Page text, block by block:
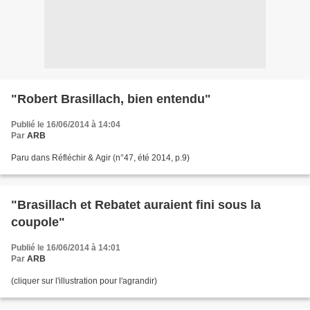
"Robert Brasillach, bien entendu"
Publié le 16/06/2014 à 14:04
Par ARB
Paru dans Réfléchir & Agir (n°47, été 2014, p.9)
"Brasillach et Rebatet auraient fini sous la
coupole"
Publié le 16/06/2014 à 14:01
Par ARB
(cliquer sur l'illustration pour l'agrandir)